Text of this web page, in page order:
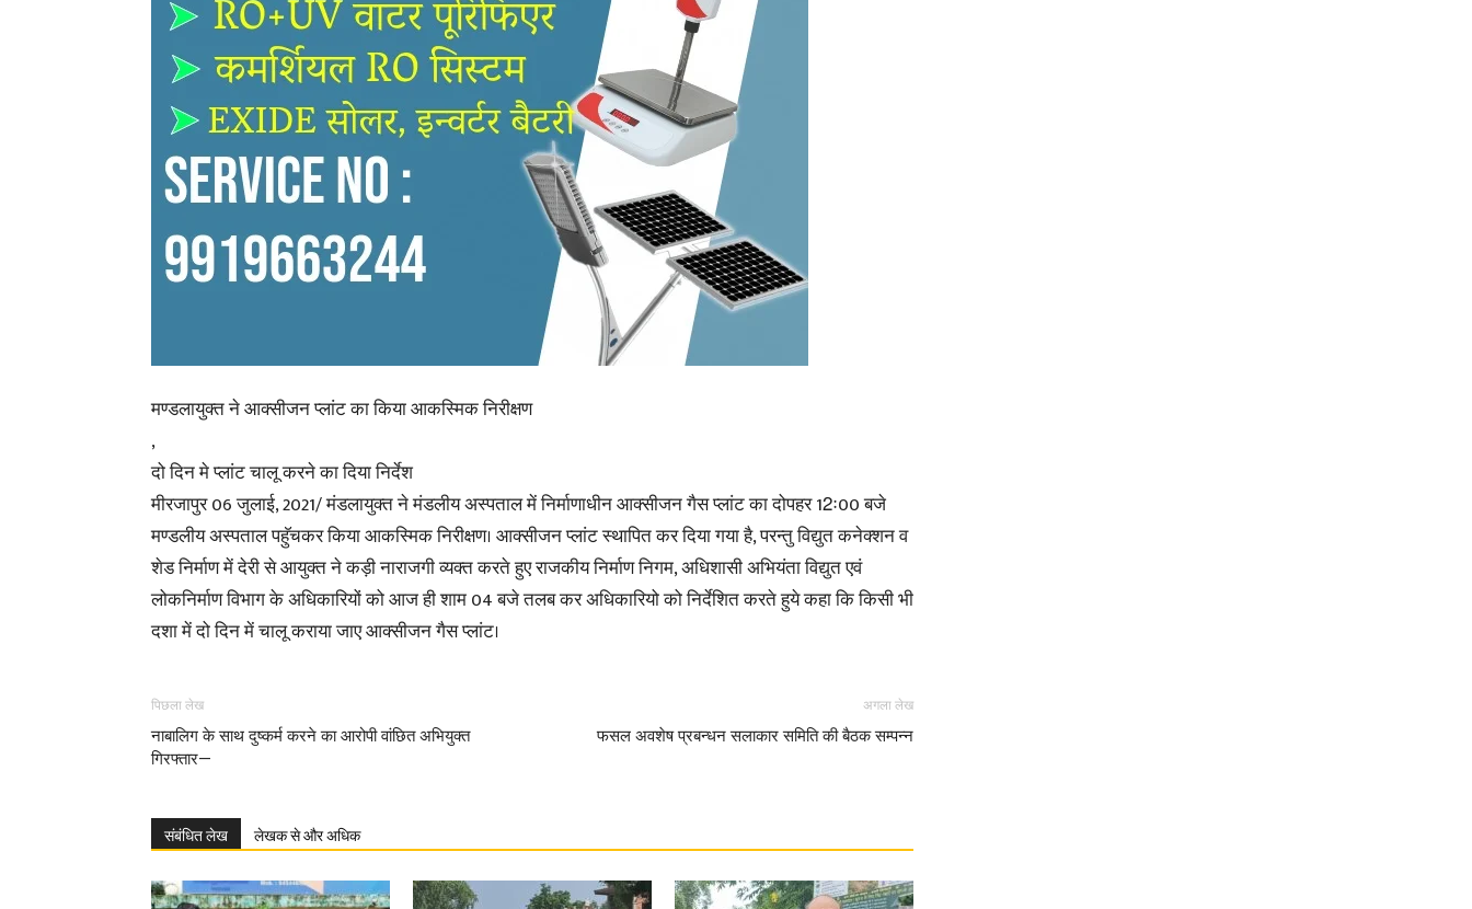
Hindi,
Today
News
मण्डलायुक्त ने आक्सीजन प्लांट का किया आकस्मिक निरीक्षण
,
दो दिन मे प्लांट चालू करने का दिया निर्देश
मीरजापुर 06 जुलाई, 2021/ मंडलायुक्त ने मंडलीय अस्पताल में निर्माणाधीन आक्सीजन गैस प्लांट का दोपहर 12ः00 बजे
मण्डलीय अस्पताल पहुॅचकर किया आकस्मिक निरीक्षण। आक्सीजन प्लांट स्थापित कर दिया गया है, परन्तु विद्युत कनेक्शन व
शेड निर्माण में देरी से आयुक्त ने कड़ी नाराजगी व्यक्त करते हुए राजकीय निर्माण निगम, अधिशासी अभियंता विद्युत एवं
लोकनिर्माण विभाग के अधिकारियों को आज ही शाम 04 बजे तलब कर अधिकारियो को निर्देशित करते हुये कहा कि किसी भी
दशा में दो दिन में चालू कराया जाए आक्सीजन गैस प्लांट।
पिछला लेख
नाबालिग के साथ दुष्कर्म करने का आरोपी वांछित अभियुक्त
गिरफ्तार—
अगला लेख
फसल अवशेष प्रबन्धन सलाकार समिति की बैठक सम्पन्न
संबंधित लेख लेखक से और अधिक